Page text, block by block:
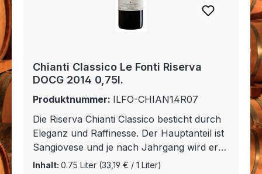
Chianti Classico Le Fonti Riserva
DOCG 2014 0,75l.
Produktnummer: ILFO-CHIAN14R07
Die Riserva Chianti Classico besticht durch
Eleganz und Raffinesse. Der Hauptanteil ist
Sangiovese und je nach Jahrgang wird er
mit etwas Merlot und Cabernet Sauvignon
Inhalt: 0.75 Liter (33,19 € / 1 Liter)